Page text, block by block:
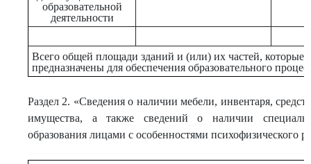
образовательной
деятельности
Всего общей площади зданий и (или) их частей, которые
предназначены для обеспечения образовательного
Раздел 2. «Сведения о наличии мебели, инвентаря,
имущества, а также сведений о наличии
образования лицами с особенностями психофизического